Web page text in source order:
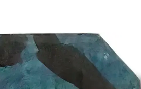
CONTACT